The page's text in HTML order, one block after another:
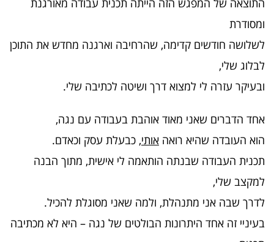
ומסודרת
לשלושה חודשים קדימה, שהרחיבה וארגנה מחדש את התוכן
לבלוג שלי,
ובעיקר עזרה לי למצוא דרך ושיטה לכתיבה שלי.
אחד הדברים שאני מאוד אוהבת בעבודה עם נגה,
הוא העובדה שהיא רואה אותי, כבעלת עסק וכאדם.
תכנית העבודה שבנתה הותאמה לי אישית, מתוך הבנה
למקצב שלי,
לדרך שבה אני מתנהלת, ולמה שאני מסוגלת להכיל.
בעיניי זה אחד היתרונות הבולטים של נגה – היא לא מכתיבה